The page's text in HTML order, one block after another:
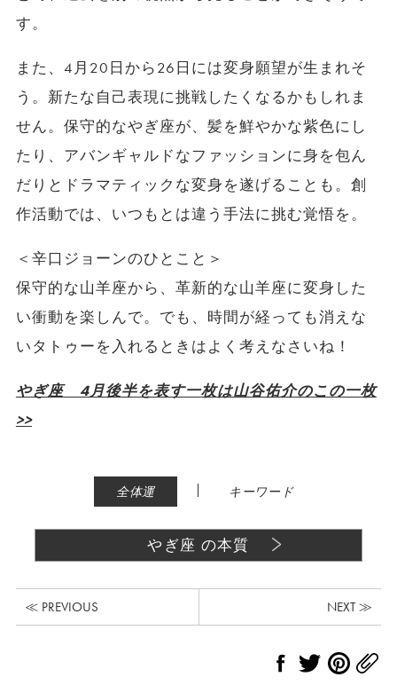
す。
また、4月20日から26日には変身願望が生まれそ
う。新たな自己表現に挑戦したくなるかもしれま
せん。保守的なやぎ座が、髪を鮮やかな紫色にし
たり、アバンギャルドなファッションに身を包ん
だりとドラマティックな変身を遂げることも。創
作活動では、いつもとは違う手法に挑む覚悟を。
＜辛口ジョーンのひとこと＞
保守的な山羊座から、革新的な山羊座に変身した
い衝動を楽しんで。でも、時間が経っても消えな
いタトゥーを入れるときはよく考えなさいね！
やぎ座 4月後半を表す一枚は山谷佑介のこの一枚
>>
全体運 | キーワード
やぎ座 の本質
≪ PREVIOUS NEXT ≫